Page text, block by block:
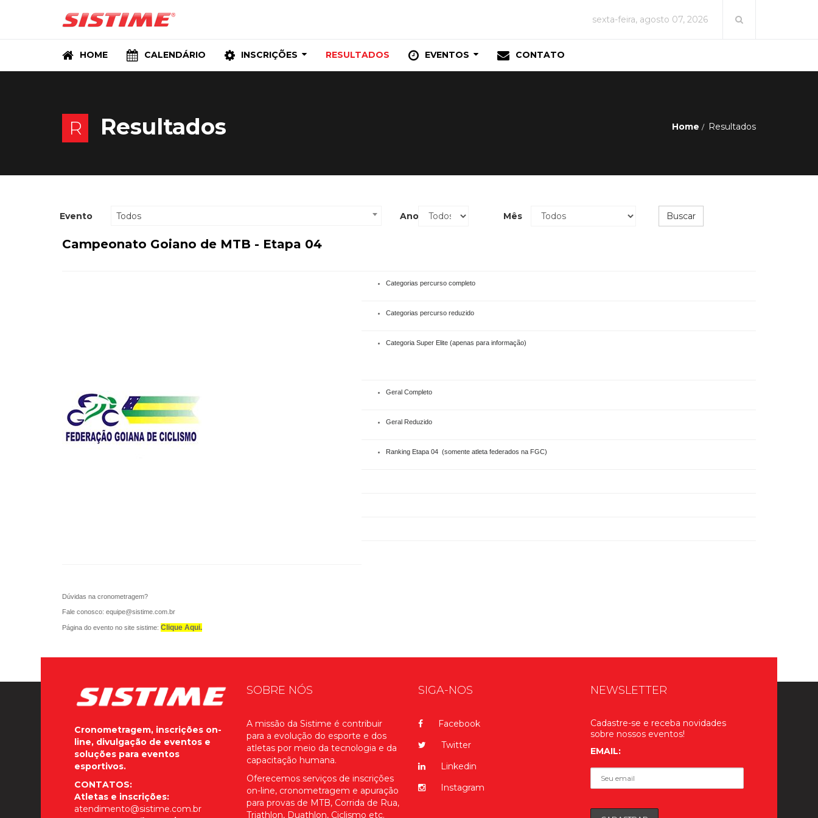
sexta-feira, agosto 07, 2026
HOME CALENDÁRIO INSCRIÇÕES RESULTADOS EVENTOS CONTATO
R Resultados Home Resultados
Evento Todos Ano Mês Buscar
Campeonato Goiano de MTB - Etapa 04
Categorias percurso completo
Categorias percurso reduzido
Categoria Super Elite (apenas para informação)
Geral Completo
Geral Reduzido
Ranking Etapa 04 (somente atleta federados na FGC)
Dúvidas na cronometragem?
Fale conosco: equipe@sistime.com.br
Página do evento no site sistime: Clique Aqui.
Cronometragem, inscrições on-
line, divulgação de eventos e
soluções para eventos
esportivos.
CONTATOS:
Atletas e inscrições:
atendimento@sistime.com.br
SOBRE NÓS
A missão da Sistime é contribuir
para a evolução do esporte e dos
atletas por meio da tecnologia e da
capacitação humana.
Oferecemos serviços de inscrições
on-line, cronometragem e apuração
para provas de MTB, Corrida de Rua,
Triathlon, Duathlon, Ciclismo etc.
SIGA-NOS
Facebook
Twitter
Linkedin
Instagram
NEWSLETTER
Cadastre-se e receba novidades
sobre nossos eventos!
EMAIL: